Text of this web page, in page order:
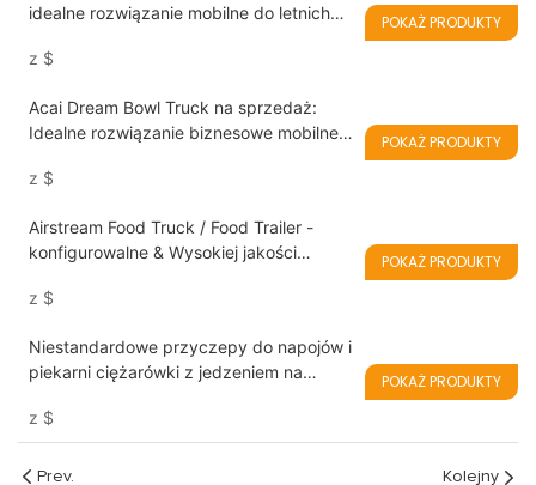
idealne rozwiązanie mobilne do letnich
z $
POKAŻ PRODUKTY
Acai Dream Bowl Truck na sprzedaż:
Idealne rozwiązanie biznesowe mobilne
mlecznych i lodów
z $
POKAŻ PRODUKTY
Airstream Food Truck / Food Trailer -
konfigurowalne & Wysokiej jakości
z $
POKAŻ PRODUKTY
Niestandardowe przyczepy do napojów i
piekarni ciężarówki z jedzeniem na
z $
POKAŻ PRODUKTY
Prev. Kolejny